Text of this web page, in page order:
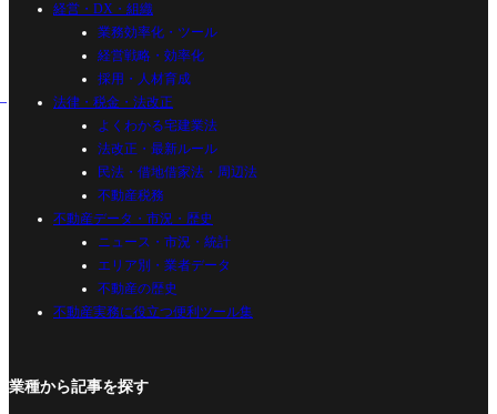
経営・DX・組織
業務効率化・ツール
経営戦略・効率化
採用・人材育成
法律・税金・法改正
よくわかる宅建業法
法改正・最新ルール
民法・借地借家法・周辺法
不動産税務
不動産データ・市況・歴史
ニュース・市況・統計
エリア別・業者データ
不動産の歴史
不動産実務に役立つ便利ツール集
業種から記事を探す